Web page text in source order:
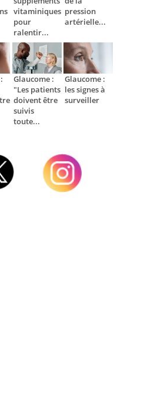
vitaminiques
pour
ralentir...
pression
artérielle...
Glaucome :
"Les patients
doivent être
suivis
toute...
Glaucome :
les signes à
surveiller